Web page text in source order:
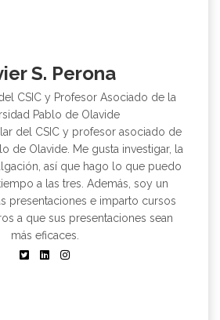
S. Perona
CSIC y Profesor Asociado de la
Pablo de Olavide
del CSIC y profesor asociado de
de Olavide. Me gusta investigar, la
así que hago lo que puedo
a las tres. Además, soy un
presentaciones e imparto cursos
a que sus presentaciones sean
más eficaces.